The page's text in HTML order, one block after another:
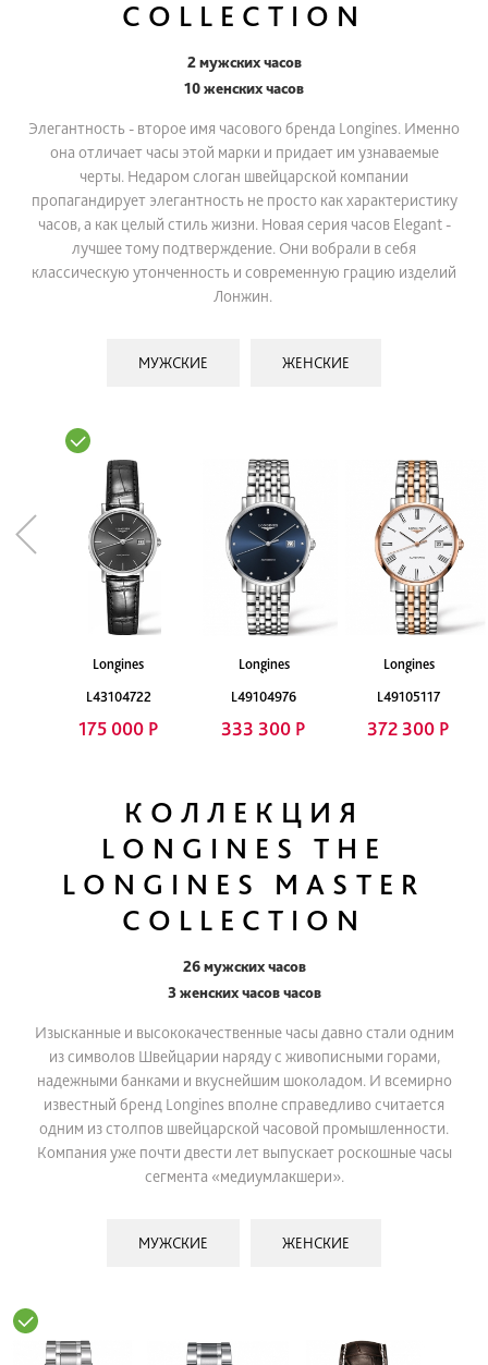
Longines
L43104722
175 000 Р
Longines
L49104976
333 300 Р
Longines
L49105117
372 300 Р
COLLECTION
2 мужских часов
10 женских часов
Элегантность - второе имя часового бренда Longines. Именно
она отличает часы этой марки и придает им узнаваемые
черты. Недаром слоган швейцарской компании
пропагандирует элегантность не просто как характеристику
часов, а как целый стиль жизни. Новая серия часов Elegant -
лучшее тому подтверждение. Они вобрали в себя
классическую утонченность и современную грацию изделий
Лонжин.
МУЖСКИЕ ЖЕНСКИЕ
КОЛЛЕКЦИЯ
LONGINES THE
LONGINES MASTER
COLLECTION
26 мужских часов
3 женских часов часов
Изысканные и высококачественные часы давно стали одним
из символов Швейцарии наряду с живописными горами,
надежными банками и вкуснейшим шоколадом. И всемирно
известный бренд Longines вполне справедливо считается
одним из столпов швейцарской часовой промышленности.
Компания уже почти двести лет выпускает роскошные часы
сегмента «медиум­лакшери».
МУЖСКИЕ ЖЕНСКИЕ